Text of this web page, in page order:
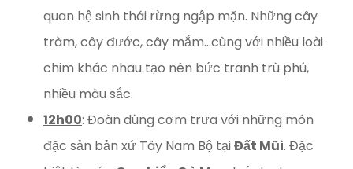
quan hệ sinh thái rừng ngập mặn. Những cây
tràm, cây đước, cây mắm…cùng với nhiều loài
chim khác nhau tạo nên bức tranh trù phú,
nhiều màu sắc.
12h00: Đoàn dùng cơm trưa với những món
đặc sản bản xứ Tây Nam Bộ tạiĐất Mũi. Đặc